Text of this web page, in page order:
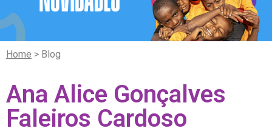
Home > Blog
Ana Alice Gonçalves
Faleiros Cardoso